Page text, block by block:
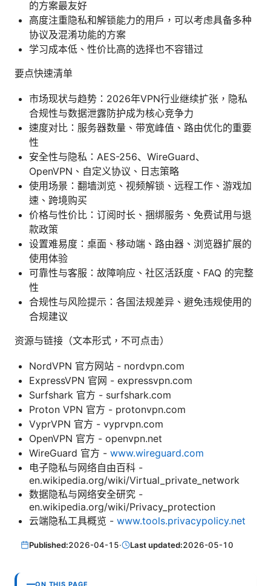
的方案最友好
高度注重隐私和解锁能力的用户，可以考虑具备多种
协议及混淆功能的方案
学习成本低、性价比高的选择也不容错过
要点快速清单
市场现状与趋势：2026年VPN行业继续扩张，隐私
合规性与数据泄露防护成为核心竞争力
速度对比：服务器数量、带宽峰值、路由优化的重要
性
安全性与隐私：AES-256、WireGuard、
OpenVPN、自定义协议、日志策略
使用场景：翻墙浏览、视频解锁、远程工作、游戏加
速、跨境购买
价格与性价比：订阅时长、捆绑服务、免费试用与退
款政策
设置难易度：桌面、移动端、路由器、浏览器扩展的
使用体验
可靠性与客服：故障响应、社区活跃度、FAQ 的完整
性
合规性与风险提示：各国法规差异、避免违规使用的
合规建议
资源与链接（文本形式，不可点击）
NordVPN 官方网站 - nordvpn.com
ExpressVPN 官网 - expressvpn.com
Surfshark 官方 - surfshark.com
Proton VPN 官方 - protonvpn.com
VyprVPN 官方 - vyprvpn.com
OpenVPN 官方 - openvpn.net
WireGuard 官方 - www.wireguard.com
电子隐私与网络自由百科 -
en.wikipedia.org/wiki/Virtual_private_network
数据隐私与网络安全研究 -
en.wikipedia.org/wiki/Privacy_protection
云端隐私工具概览 - www.tools.privacypolicy.net
Published:2026-04-15· Last updated:2026-05-10
ON THIS PAGE